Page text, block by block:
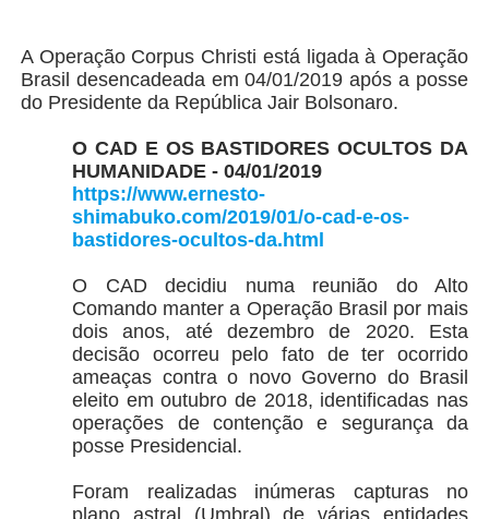
A Operação Corpus Christi está ligada à Operação
Brasil desencadeada em 04/01/2019 após a posse
do Presidente da República Jair Bolsonaro.
O CAD E OS BASTIDORES OCULTOS DA
HUMANIDADE - 04/01/2019
https://www.ernesto-
shimabuko.com/2019/01/o-cad-e-os-
bastidores-ocultos-da.html
O CAD decidiu numa reunião do Alto
Comando manter a Operação Brasil por mais
dois anos, até dezembro de 2020. Esta
decisão ocorreu pelo fato de ter ocorrido
ameaças contra o novo Governo do Brasil
eleito em outubro de 2018, identificadas nas
operações de contenção e segurança da
posse Presidencial.
Foram realizadas inúmeras capturas no
plano astral (Umbral) de várias entidades